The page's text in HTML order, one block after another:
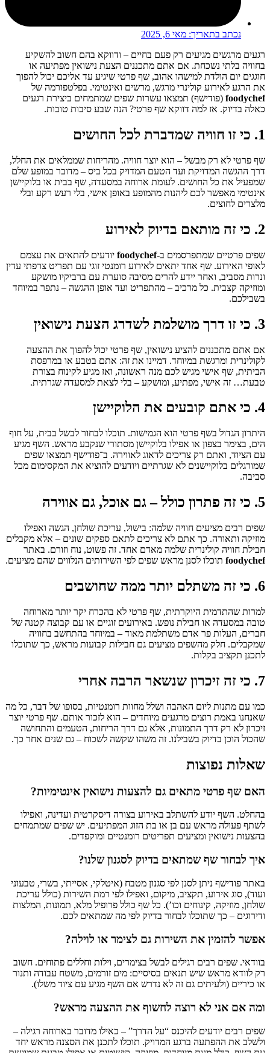
נכתב בתאריך: מאי 6, 2025
רגעים מרגשים מגיעים רק פעם בחיים – ודווקא בהם חשוב להשקיע
בחוויה בלתי נשכחת. אם אתם מתכננים הצעת נישואין מפתיעה או
חוגגים יום הולדת למישהו אהוב, שף פרטי שיגיע עד אליכם יכול להפוך
את הרגע לאירוע קולינרי מרגש, מרשים ואינטימי. בפלטפורמה של
foodychef (פודישף) תמצאו עשרות שפים שמתמחים ביצירת רגעים
כאלה בדיוק. אז למה דווקא שף פרטי? הנה שבע סיבות טובות.
1. כי זו חוויה שמדברת לכל החושים
שף פרטי לא רק מבשל – הוא יוצר חוויה. מהריחות שממלאים את החלל,
דרך ההגשה המדויקת ועד הטעם המדויק בכל ביס – מדובר במופע שלם
שמפעיל את כל החושים. לעומת ארוחה במסעדה, שף בבית או בלוקיישן
אינטימי מאפשר לכם ליהנות מהמופע באופן אישי, בלי רעש רקע ובלי
מלצרים לחוצים.
2. כי זה מותאם בדיוק לאירוע
שפים פרטיים שמתפרסמים ב-foodychef יודעים להתאים את עצמם
לאופי האירוע. שף אחד יתאים לאירוע רומנטי זוגי עם תפריט צרפתי עדין
ונרות מסביב, ואחר יידע להרים מסיבה סוערת עם ברביקיו מושקע
ומוזיקה קצבית. כל מרכיב – מהתפריט ועד אופן ההגשה – נתפר במיוחד
בשבילכם.
3. כי זו דרך מושלמת לשדרג הצעת נישואין
אם אתם מתכננים להציע נישואין, שף פרטי יכול להפוך את ההצעה
לקולינרית ומרגשת במיוחד. דמיינו את זה: אתם בטבע או במרפסת
הביתית, שף אישי מגיש לכם מנה ראשונה, ואז מגיע לקינוח בצורת
טבעת… זה אישי, מפתיע, ומושקע – בלי לצאת למסעדה שגרתית.
4. כי אתם קובעים את הלוקיישן
היתרון הגדול בשף פרטי הוא הגמישות. תוכלו לבחור לבשל בבית, על חוף
הים, בצימר בצפון או אפילו בלוקיישן מסתורי שנקבע מראש. השף מגיע
עם הציוד, ואתם רק צריכים לדאוג לאווירה. ב־פודישף תמצאו שפים
שמורגלים בלוקיישנים לא שגרתיים ויודעים להוציא את המקסימום מכל
סביבה.
5. כי זה פתרון כולל – גם אוכל, גם אווירה
שפים רבים מציעים חוויה שלמה: בישול, עריכת שולחן, הגשה ואפילו
מוזיקה ותאורה. כך אתם לא צריכים לתאם ספקים שונים – אלא מקבלים
חבילת חוויה קולינרית שלמה מאדם אחד. זה פשוט, נוח וזורם. באתר
foodychef תוכלו לסנן מראש שפים לפי השירותים הנלווים שהם מציעים.
6. כי זה משתלם יותר ממה שחושבים
למרות שהתדמית היוקרתית, שף פרטי לא בהכרח יקר יותר מארוחה
טובה במסעדה או חבילת נופש. באירועים זוגיים או עם קבוצה קטנה של
חברים, העלות פר אדם משתלמת מאוד – במיוחד בהתחשב בחוויה
שמקבלים. חלק מהשפים מציעים גם חבילות קבועות מראש, כך שתוכלו
לתכנן תקציב בקלות.
7. כי זה זיכרון שנשאר הרבה אחרי
כמו עם מתנות ליום האהבה ושלל מחוות רומנטיות, בסופו של דבר, כל מה
שאנחנו באמת רוצים מרגעים מיוחדים – הוא לזכור אותם. שף פרטי יוצר
זיכרון לא רק דרך התמונות, אלא גם דרך הריחות, הטעמים והתחושה
שהכול הוכן בדיוק בשבילנו. זה משהו שקשה לשכוח – גם שנים אחר כך.
שאלות נפוצות
האם שף פרטי מתאים גם להצעות נישואין אינטימיות?
בהחלט. השף יודע להשתלב באירוע בצורה דיסקרטית ועדינה, ואפילו
לשתף פעולה מראש עם בן או בת הזוג המפתיעים. יש שפים שמתמחים
בהצעות נישואין ומציעים תפריטים רומנטיים ומוקפדים.
איך לבחור שף שמתאים בדיוק לסגנון שלנו?
באתר פודישף ניתן לסנן לפי סגנון מטבח (איטלקי, אסייתי, בשרי, טבעוני
ועוד), סוג אירוע, תקציב, מיקום, ואפילו לפי רמת השירות (כולל עריכת
שולחן, מוזיקה, קינוחים וכו’). כל שף כולל פרופיל מלא, תמונות, המלצות
ודירוגים – כך שתוכלו לבחור בדיוק לפי מה שמתאים לכם.
אפשר להזמין את השירות גם לצימר או לוילה?
בוודאי. שפים רבים רגילים לבשל בצימרים, וילות וחללים פתוחים. חשוב
רק לוודא מראש שיש תנאים בסיסיים: מים זורמים, משטח עבודה ותנור
או כיריים (ולעיתים גם זה לא נדרש אם השף מגיע עם ציוד משלו).
ומה אם אני לא רוצה לחשוף את ההצעה מראש?
שפים רבים יודעים להיכנס “על הדרך” – כאילו מדובר בארוחה רגילה –
ולשלב את ההפתעה ברגע המדויק. תוכלו לתכנן את הסצנה מראש יחד